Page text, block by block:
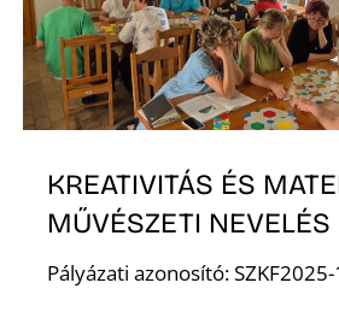
KREATIVITÁS ÉS
MŰVÉSZETI NEVELÉS
Pályázati azonosító: